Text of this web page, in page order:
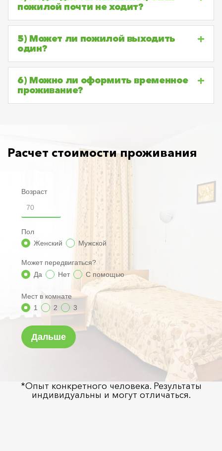
пожилой почти не ходит?
5) Может ли пожилой выходить
один?
6) Можно ли оформить временное
проживание?
Расчет стоимости проживания
*Опыт конкретного человека. Результаты
индивидуальны и могут отличаться.